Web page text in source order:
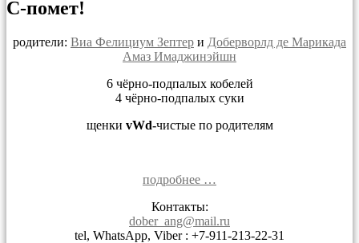
С-помет!
родители: Виа Фелициум Зептер и Доберворлд де Марикада
Амаз Имаджинэйшн
6 чёрно-подпалых кобелей
4 чёрно-подпалых суки
щенки vWd-чистые по родителям
подробнее …
Контакты:
dober_ang@mail.ru
tel, WhatsApp, Viber : +7-911-213-22-31